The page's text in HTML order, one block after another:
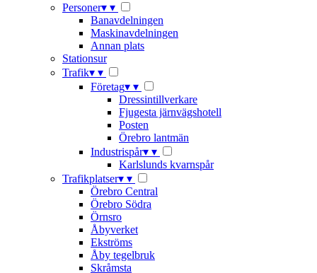
Personer▾ ▾
Banavdelningen
Maskinavdelningen
Annan plats
Stationsur
Trafik▾ ▾
Företag▾ ▾
Dressintillverkare
Fjugesta järnvägshotell
Posten
Örebro lantmän
Industrispår▾ ▾
Karlslunds kvarnspår
Trafikplatser▾ ▾
Örebro Central
Örebro Södra
Örnsro
Åbyverket
Ekströms
Åby tegelbruk
Skråmsta